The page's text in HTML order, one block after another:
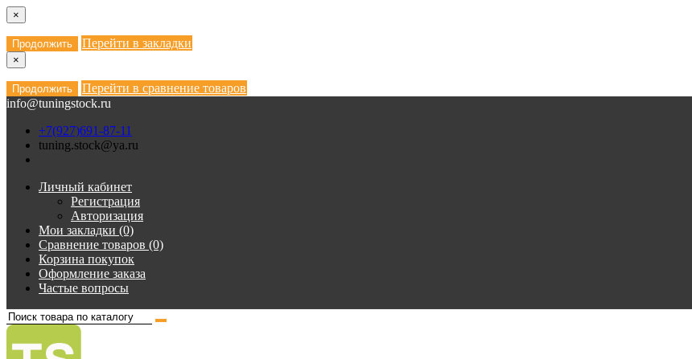
×
Продолжить Перейти в закладки
×
Продолжить
Перейти в сравнение товаров
info@tuningstock.ru
+7(927)691-87-11
tuning.stock@ya.ru
Личный кабинет
Регистрация
Авторизация
Мои закладки (0)
Сравнение товаров (0)
Корзина покупок
Оформление заказа
Частые вопросы